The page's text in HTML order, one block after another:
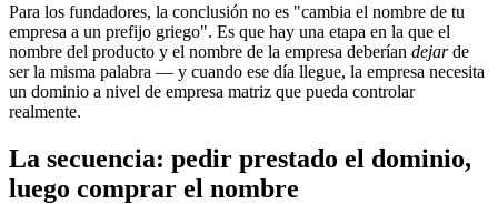
Para los fundadores, la conclusión no es "cambia el nombre de tu
empresa a un prefijo griego". Es que hay una etapa en la que el
nombre del producto y el nombre de la empresa deberían dejarde
ser la misma palabra — y cuando ese día llegue, la empresa necesita
un dominio a nivel de empresa matriz que pueda controlar
realmente.
La secuencia: pedir prestado el dominio,
luego comprar el nombre